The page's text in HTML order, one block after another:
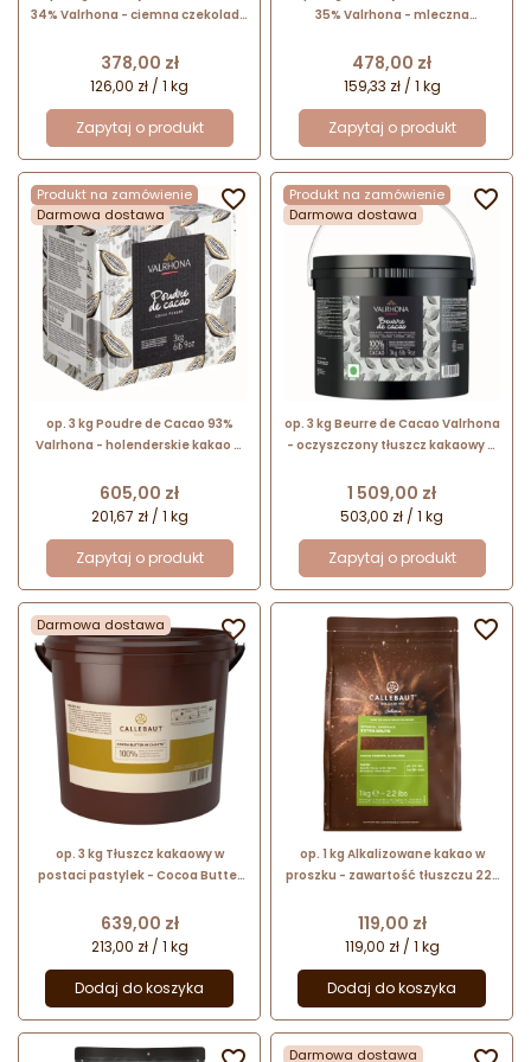
34% Valrhona - ciemna czekolada
czekoladowy
Cena
378,00 zł
126,00 zł / 1 kg
Zapytaj o produkt
35% Valrhona - mleczna
- Blok czekoladowy
Cena
478,00 zł
159,33 zł / 1 kg
Zapytaj o produkt
Produkt na zamówienie
Darmowa dostawa
op. 3 kg Poudre de Cacao 93%
Valrhona - holenderskie kakao w
- mahoniowa barwa
Cena
605,00 zł
201,67 zł / 1 kg
Zapytaj o produkt

Produkt na zamówienie
Darmowa dostawa
op. 3 kg Beurre de Cacao Valrhona
- oczyszczony tłuszcz kakaowy w
Cena
1 509,00 zł
503,00 zł / 1 kg
Zapytaj o produkt

Darmowa dostawa
op. 3 kg Tłuszcz kakaowy w
postaci pastylek - Cocoa Butter
NCB-HDO3-654
Cena
639,00 zł
213,00 zł / 1 kg
Dodaj do koszyka

op. 1 kg Alkalizowane kakao w
proszku - zawartość tłuszczu 22-
Brute Callebaut
Cena
119,00 zł
119,00 zł / 1 kg
Dodaj do koszyka

Darmowa dostawa